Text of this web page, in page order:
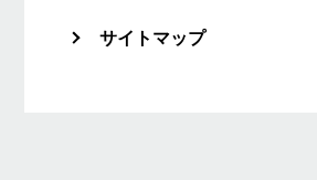
サイトマップ